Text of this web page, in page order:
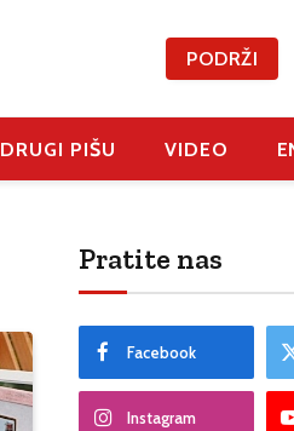
PODRŽI
DRUGI PIŠU VIDEO
Pratite nas
Facebook
Instagram